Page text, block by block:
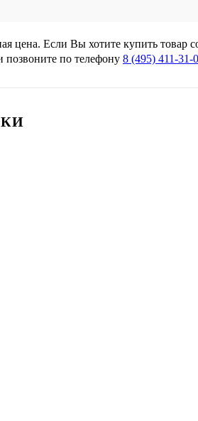
цена. Если Вы хотите купить
позвоните по телефону 8 (495) 411-31-